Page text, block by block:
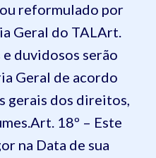
reformulado por
Geral do TALArt.
e duvidosos serão
Geral de acordo
gerais dos direitos,
Art. 18º – Este
na Data de sua